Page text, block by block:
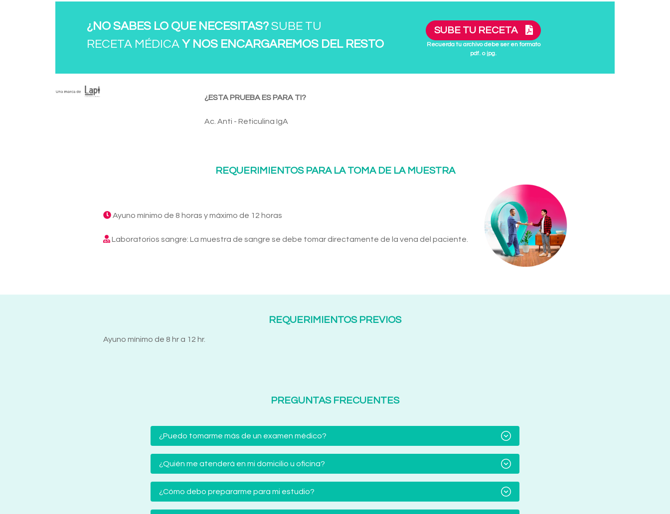
¿NO SABES LO QUE NECESITAS? SUBE TU
RECETA MÉDICA Y NOS ENCARGAREMOS DEL RESTO
SUBE TU RECETA
Recuerda tu archivo debe ser en formato
pdf. o jpg.
¿ESTA PRUEBA ES PARA TI?
Ac. Anti - Reticulina IgA
REQUERIMIENTOS PARA LA TOMA DE LA MUESTRA
Ayuno mínimo de 8 horas y máximo de 12 horas
Laboratorios sangre: La muestra de sangre se debe tomar directamente de la vena del paciente.
REQUERIMIENTOS PREVIOS
Ayuno mínimo de 8 hr a 12 hr.
PREGUNTAS FRECUENTES
¿Puedo tomarme más de un examen médico?
¿Quién me atenderá en mi domicilio u oficina?
¿Cómo debo prepararme para mi estudio?